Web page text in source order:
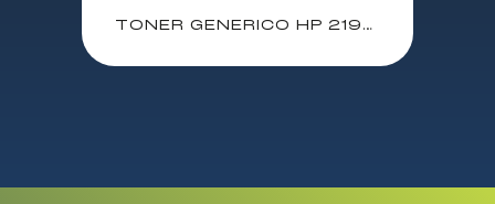
TONER GENERICO HP 219A/219X NEGRO LASERJET PRO 3202DW 3302FDN 3202DN (W2190X-GE/W2190A-GE)